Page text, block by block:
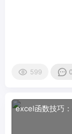
599
excel函数技巧